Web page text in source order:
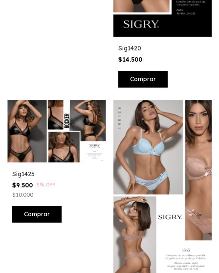
Sig1420
$14.500
Comprar
Sig1425
$9.500 -5% OFF
$10.000
Comprar